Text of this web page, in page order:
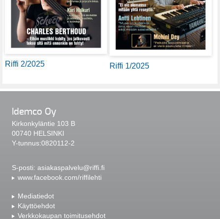
Riffi 2/2025 Riffi 1/2025
Idemco Oy
Kirkonkyläntie 103 B
00740 HELSINKI
Y-tunnus:0820112-2
S-posti: asiakaspalvelu@riffi.fi
www.facebook.com/riffilehti
Mediatiedot
Käyttöehdot
Verkkokaupan toimitusehdot